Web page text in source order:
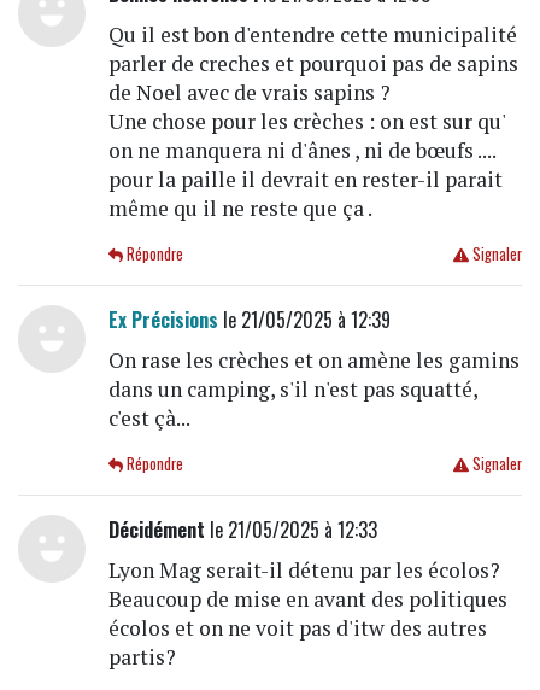
Qu il est bon d'entendre cette municipalité
parler de creches et pourquoi pas de sapins
de Noel avec de vrais sapins ?
Une chose pour les crèches : on est sur qu'
on ne manquera ni d'ânes , ni de bœufs ....
pour la paille il devrait en rester-il parait
même qu il ne reste que ça .
Signaler
Répondre
Ex Précisions le 21/05/2025 à 12:39
On rase les crèches et on amène les gamins
dans un camping, s'il n'est pas squatté,
c'est çà...
Signaler
Répondre
Décidément le 21/05/2025 à 12:33
Lyon Mag serait-il détenu par les écolos?
Beaucoup de mise en avant des politiques
écolos et on ne voit pas d'itw des autres
partis?